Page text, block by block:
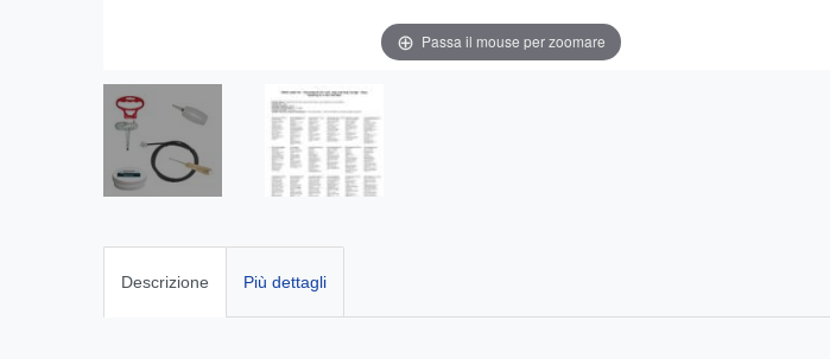
Passa il mouse per zoomare
Descrizione Più dettagli